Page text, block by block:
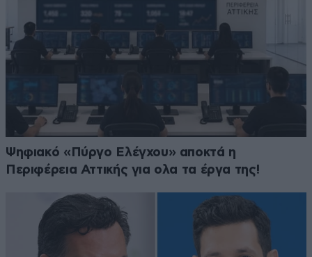
Ψηφιακό «Πύργο Ελέγχου» αποκτά η
Περιφέρεια Αττικής για ολα τα έργα της!